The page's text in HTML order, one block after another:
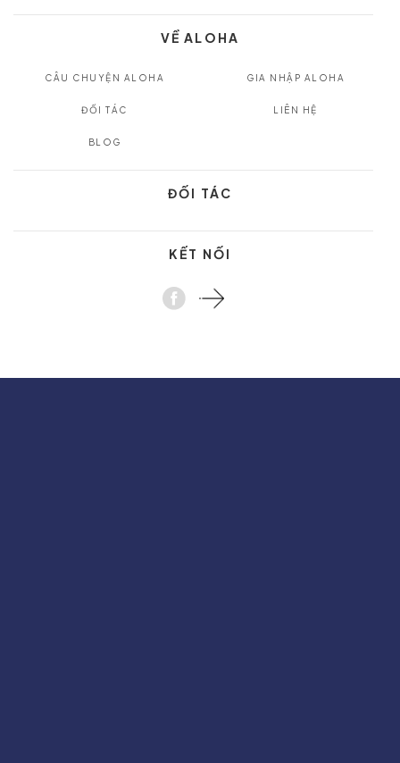
VỀ ALOHA
CÂU CHUYỆN ALOHA GIA NHẬP ALOHA
ĐỐI TÁC LIÊN HỆ
BLOG
ĐỐI TÁC
KẾT NỐI